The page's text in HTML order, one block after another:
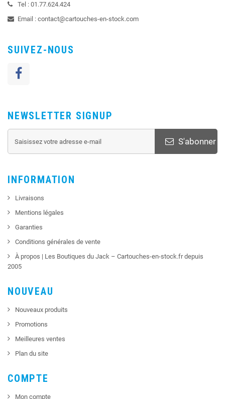
Tel : 01.77.624.424
Email : contact@cartouches-en-stock.com
SUIVEZ-NOUS
NEWSLETTER SIGNUP
S'abonner
INFORMATION
Livraisons
Mentions légales
Garanties
Conditions générales de vente
À propos | Les Boutiques du Jack – Cartouches-en-stock.fr depuis
2005
NOUVEAU
Nouveaux produits
Promotions
Meilleures ventes
Plan du site
COMPTE
Mon compte